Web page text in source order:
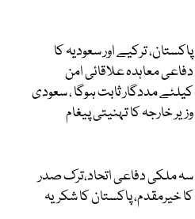
پاکستان، ترکیے اور سعودیہ کا
دفاعی معاہدہ علاقائی امن
کیلئے مددگار ثابت ہوگا ، سعودی
وزیر خارجہ کا تہنیتی پیغام
سہ ملکی دفاعی اتحاد،ترک صدر
کا خیرمقدم، پاکستان کا شکریہ